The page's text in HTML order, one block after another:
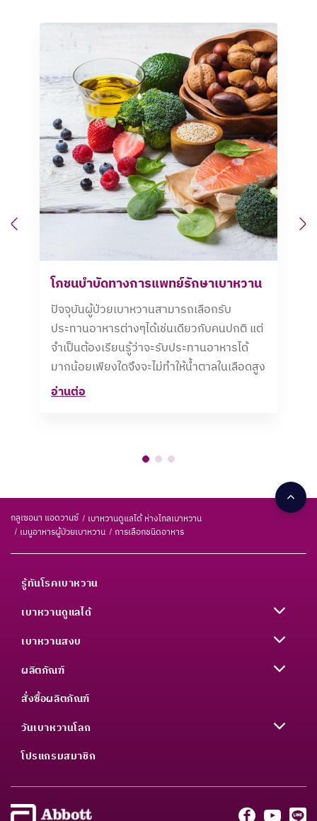
โภชนบำบัดทางการแพทย์รักษาเบาหวาน
ปัจจุบันผู้ป่วยเบาหวานสามารถเลือกรับ
ประทานอาหารต่างๆได้เช่นเดียวกับคนปกติ แต่
จำเป็นต้องเรียนรู้ว่าจะรับประทานอาหารได้
มากน้อยเพียงใดจึงจะไม่ทำให้น้ำตาลในเลือดสูง
อ่านต่อ
กลูเซอนา แอดวานซ์
เบาหวานดูแลได้ ห่างไกลเบาหวาน
เมนูอาหารผู้ป่วยเบาหวาน
การเลือกชนิดอาหาร
รู้ทันโรคเบาหวาน
เบาหวานดูแลได้
เบาหวานสงบ
ผลิตภัณฑ์
สั่งซื้อผลิตภัณฑ์
วันเบาหวานโลก
โปรแกรมสมาชิก